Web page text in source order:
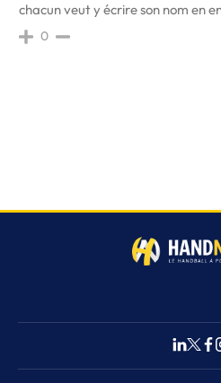
chacun veut y écrire son nom en
0